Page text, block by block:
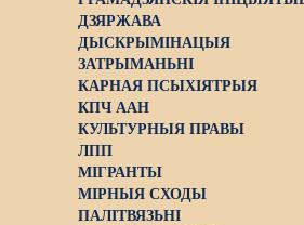
ДЗЯРЖАВА
ДЫСКРЫМІНАЦЫЯ
ЗАТРЫМАНЬНІ
КАРНАЯ ПСЫХІЯТРЫЯ
КПЧ ААН
КУЛЬТУРНЫЯ ПРАВЫ
ЛПП
МІГРАНТЫ
МІРНЫЯ СХОДЫ
ПАЛІТВЯЗЬНІ